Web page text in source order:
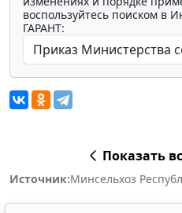
воспользуйтесь поиском в
ГАРАНТ:
Показать
Источник:Минсельхоз